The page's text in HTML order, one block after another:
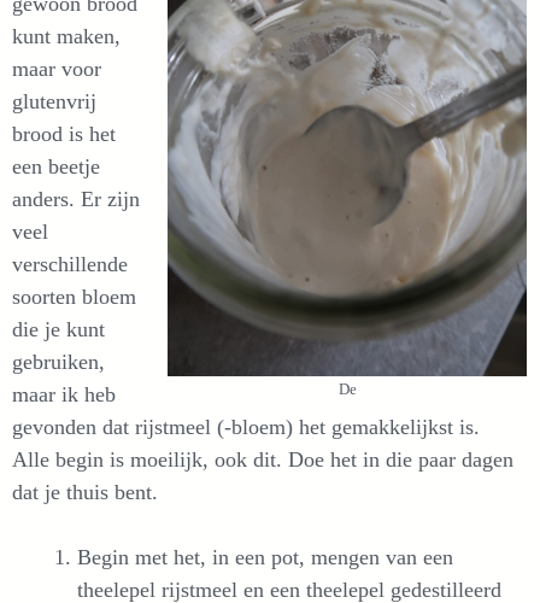
De
kunt maken,
maar voor
glutenvrij
brood is het
een beetje
anders. Er zijn
veel
verschillende
soorten bloem
die je kunt
gebruiken,
maar ik heb
gevonden dat rijstmeel (-bloem) het gemakkelijkst is.
Alle begin is moeilijk, ook dit. Doe het in die paar dagen
dat je thuis bent.
Begin met het, in een pot, mengen van een
theelepel rijstmeel en een theelepel gedestilleerd